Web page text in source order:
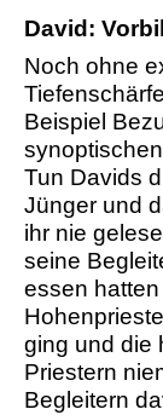
David:
Noch ohne
Beispiel
Tun Davids
Jünger und
ihr nie
seine
essen
ging und die
Priestern
Begleitern